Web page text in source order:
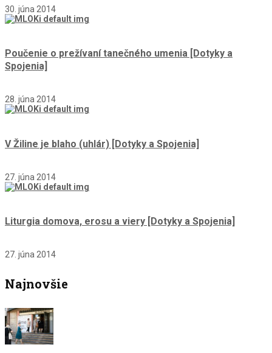
30. júna 2014
Poučenie o prežívaní tanečného umenia [Dotyky a
Spojenia]
28. júna 2014
V Žiline je blaho (uhlár) [Dotyky a Spojenia]
27. júna 2014
Liturgia domova, erosu a viery [Dotyky a Spojenia]
27. júna 2014
Najnovšie